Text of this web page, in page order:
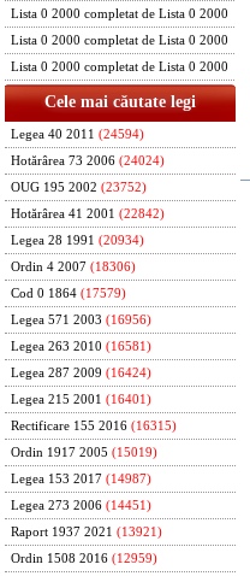
Lista 0 2000 completat de Lista 0 2000
Lista 0 2000 completat de Lista 0 2000
Lista 0 2000 completat de Lista 0 2000
Cele mai căutate legi
Legea 40 2011 (24594)
Hotărârea 73 2006 (24024)
OUG 195 2002 (23752)
Hotărârea 41 2001 (22842)
Legea 28 1991 (20934)
Ordin 4 2007 (18306)
Cod 0 1864 (17579)
Legea 571 2003 (16956)
Legea 263 2010 (16581)
Legea 287 2009 (16424)
Legea 215 2001 (16401)
Rectificare 155 2016 (16315)
Ordin 1917 2005 (15019)
Legea 153 2017 (14987)
Legea 273 2006 (14451)
Raport 1937 2021 (13921)
Ordin 1508 2016 (12959)